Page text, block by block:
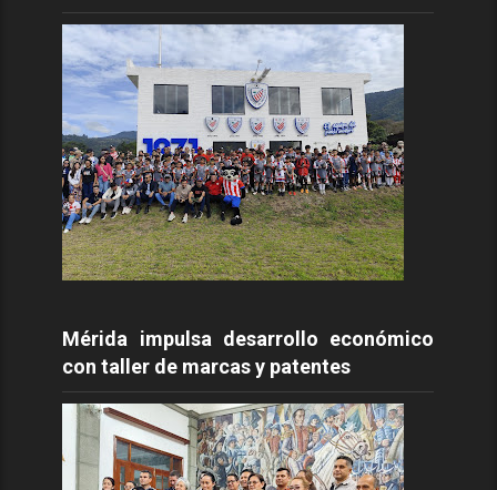
Mérida impulsa desarrollo económico
con taller de marcas y patentes